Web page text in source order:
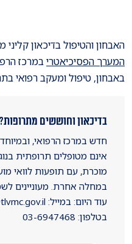
האבחון והטיפול בדיכאון
המערך הפסיכיאטריבמרכז
באבחון, טיפול ומעקב רפואי
בדיכאון וחוששים
חדש במרכז הרפואי,
אינם מטופלים תרופתית
מוכרת, עם תופעות לוואי
במחלה אחרת. מעוניינים
בטלפון: 03-6947468